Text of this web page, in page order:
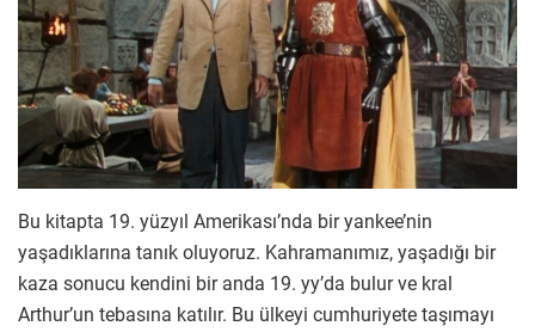
Bu kitapta 19. yüzyıl Amerikası’nda bir yankee’nin
yaşadıklarına tanık oluyoruz. Kahramanımız, yaşadığı bir
kaza sonucu kendini bir anda 19. yy’da bulur ve kral
Arthur’un tebasına katılır. Bu ülkeyi cumhuriyete taşımayı